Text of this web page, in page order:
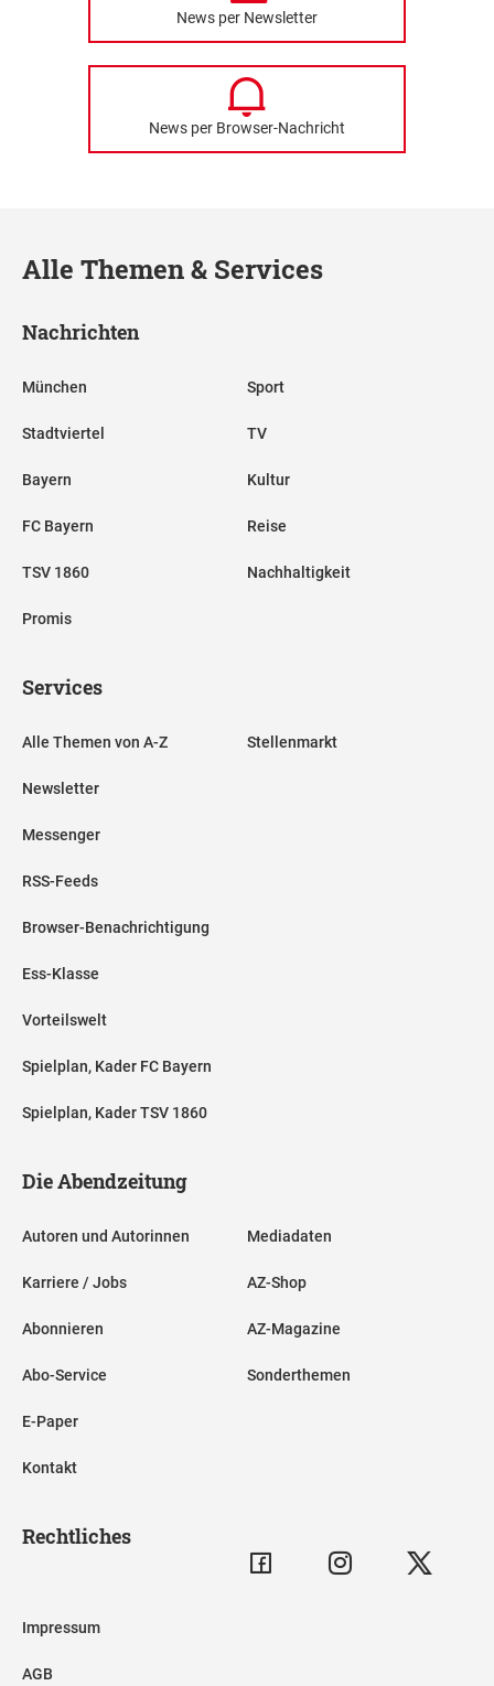
News per Newsletter
News per Browser-Nachricht
Alle Themen & Services
Nachrichten
München
Stadtviertel
Bayern
FC Bayern
TSV 1860
Promis
Sport
TV
Kultur
Reise
Nachhaltigkeit
Services
Alle Themen von A-Z
Newsletter
Messenger
RSS-Feeds
Browser-Benachrichtigung
Ess-Klasse
Vorteilswelt
Spielplan, Kader FC Bayern
Spielplan, Kader TSV 1860
Stellenmarkt
Die Abendzeitung
Autoren und Autorinnen
Karriere / Jobs
Abonnieren
Abo-Service
E-Paper
Kontakt
Mediadaten
AZ-Shop
AZ-Magazine
Sonderthemen
Rechtliches
Impressum
AGB